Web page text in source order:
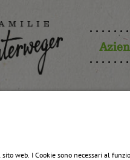
web. I Cookie sono necessari al